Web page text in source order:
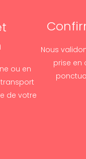
ou en
de votre
Nous
prise en